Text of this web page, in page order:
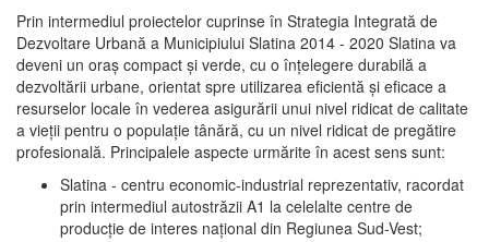
Prin intermediul proiectelor cuprinse în Strategia Integrată de
Dezvoltare Urbană a Municipiului Slatina 2014 - 2020 Slatina va
deveni un oraş compact şi verde, cu o înţelegere durabilă a
dezvoltării urbane, orientat spre utilizarea eficientă şi eficace a
resurselor locale în vederea asigurării unui nivel ridicat de calitate
a vieţii pentru o populaţie tânără, cu un nivel ridicat de pregătire
profesională. Principalele aspecte urmărite în acest sens sunt:
Slatina - centru economic-industrial reprezentativ, racordat
prin intermediul autostrăzii A1 la celelalte centre de
producţie de interes naţional din Regiunea Sud-Vest;